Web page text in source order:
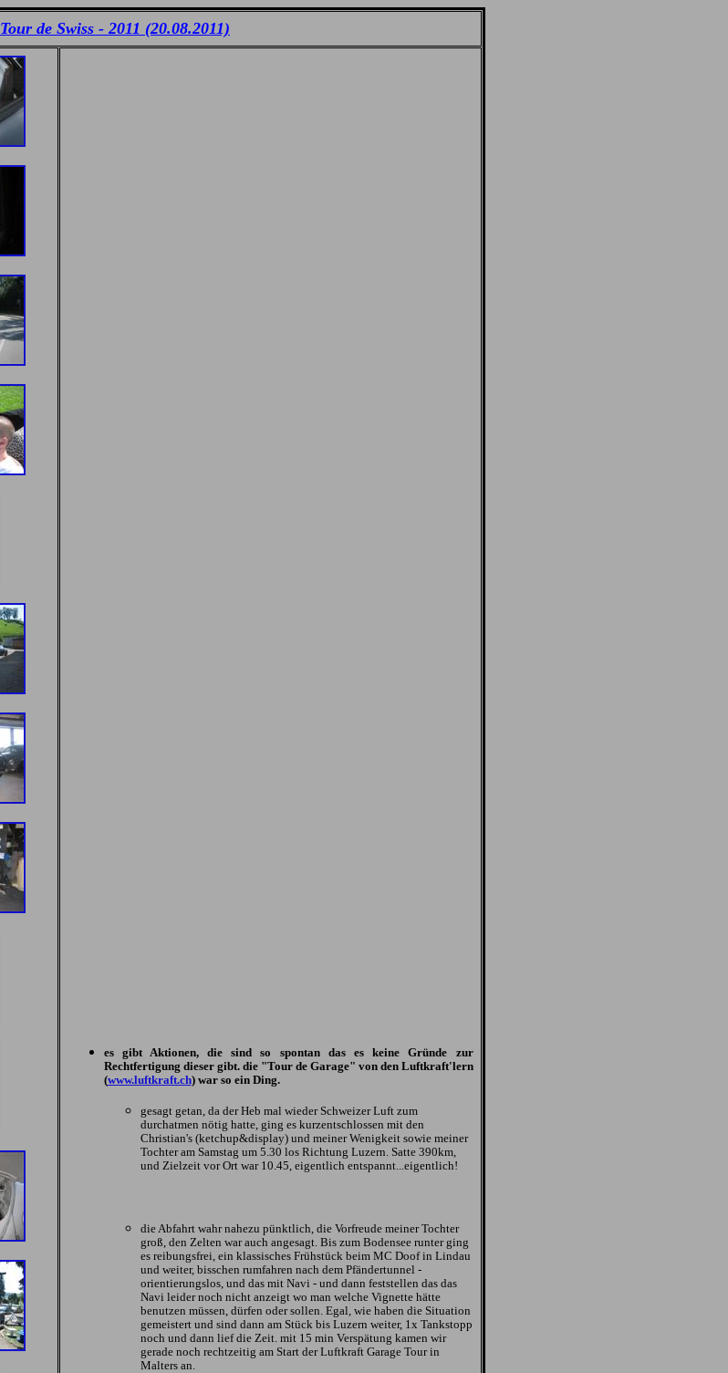
Tour de Swiss - 2011 (20.08.2011)
es gibt Aktionen, die sind so spontan das es keine Gründe zur
Rechtfertigung dieser gibt. die "Tour de Garage" von den Luftkraft'lern
(www.luftkraft.ch) war so ein Ding.
gesagt getan, da der Heb mal wieder Schweizer Luft zum
durchatmen nötig hatte, ging es kurzentschlossen mit den
Christian's (ketchup&display) und meiner Wenigkeit sowie meiner
Tochter am Samstag um 5.30 los Richtung Luzern. Satte 390km,
und Zielzeit vor Ort war 10.45, eigentlich entspannt...eigentlich!
die Abfahrt wahr nahezu pünktlich, die Vorfreude meiner Tochter
groß, den Zelten war auch angesagt. Bis zum Bodensee runter ging
es reibungsfrei, ein klassisches Frühstück beim MC Doof in Lindau
und weiter, bisschen rumfahren nach dem Pfändertunnel -
orientierungslos, und das mit Navi - und dann feststellen das das
Navi leider noch nicht anzeigt wo man welche Vignette hätte
benutzen müssen, dürfen oder sollen. Egal, wie haben die Situation
gemeistert und sind dann am Stück bis Luzern weiter, 1x Tankstopp
noch und dann lief die Zeit. mit 15 min Verspätung kamen wir
gerade noch rechtzeitig am Start der Luftkraft Garage Tour in
Malters an.